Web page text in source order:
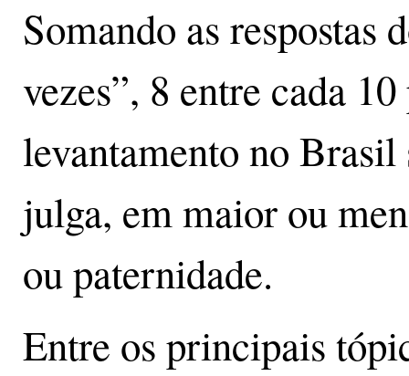
Somando as respostas
vezes”, 8 entre cada
levantamento no Brasil
julga, em maior ou
ou paternidade.
Entre os principais